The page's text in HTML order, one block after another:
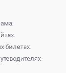
билетах